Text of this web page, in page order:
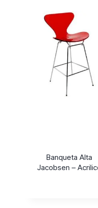
Banqueta Alta
Jacobsen –